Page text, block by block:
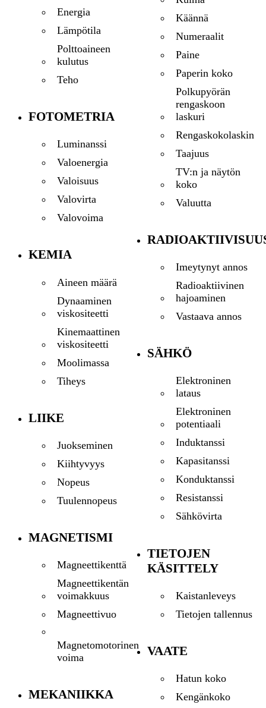
Energia
Lämpötila
Polttoaineen
kulutus
Teho
FOTOMETRIA
Luminanssi
Valoenergia
Valoisuus
Valovirta
Valovoima
KEMIA
Aineen määrä
Dynaaminen
viskositeetti
Kinemaattinen
viskositeetti
Moolimassa
Tiheys
LIIKE
Juokseminen
Kiihtyvyys
Nopeus
Tuulennopeus
MAGNETISMI
Magneettikenttä
Magneettikentän
voimakkuus
Magneettivuo
Magnetomotorinen
voima
MEKANIIKKA
Käännä
Numeraalit
Paine
Paperin koko
Polkupyörän
rengaskoon
laskuri
Rengaskokolaskin
Taajuus
TV:n ja näytön
koko
Valuutta
Imeytynyt annos
Radioaktiivinen
hajoaminen
Vastaava annos
SÄHKÖ
Elektroninen
lataus
Elektroninen
potentiaali
Induktanssi
Kapasitanssi
Konduktanssi
Resistanssi
Sähkövirta
TIETOJEN
KÄSITTELY
Kaistanleveys
Tietojen tallennus
VAATE
Hatun koko
Kengänkoko